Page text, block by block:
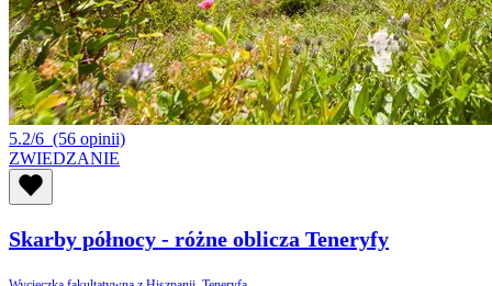
5.2/6 (56 opinii)
ZWIEDZANIE
Skarby północy - różne oblicza Teneryfy